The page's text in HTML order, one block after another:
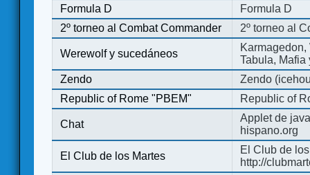
Formula D
Formula D
2º torneo al Combat Commander
2º torneo al
Werewolf y sucedáneos
Tabula, Mafia
Zendo
Zendo
Republic of Rome "PBEM"
Republic of
Chat
Applet de
hispano.org
El Club de los Martes
El Club de
http://